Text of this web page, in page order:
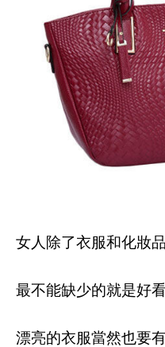
女人除了衣服和化妝
最不能缺少的就是好
漂亮的衣服當然也要